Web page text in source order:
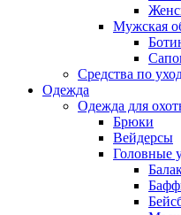
Мужская
Средства по
Одежда
Одежда для
Брюки
Вейдерсы
Головные